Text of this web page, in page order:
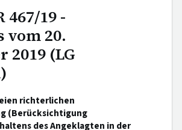
467/19 -
vom 20.
2019 (LG
richterlichen
(Berücksichtigung
des Angeklagten in der